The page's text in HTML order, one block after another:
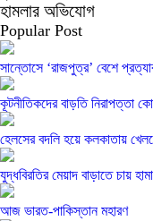
হামলার অভিযোগ
Popular Post
সান্তোসে ‘রাজপুত্র’ বেশে
কূটনীতিকদের বাড়তি নিরাপত্তা
হেলসের বদলি হয়ে কলকাতায়
যুদ্ধবিরতির মেয়াদ বাড়াতে চায়
আজ ভারত-পাকিস্তান মহারণ